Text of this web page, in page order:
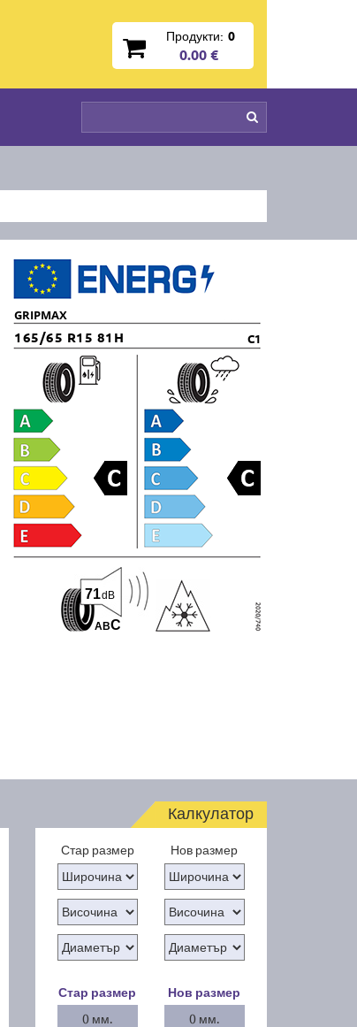
Продукти: 0
0.00 €
GRIPMAX
165/65 R15 81H C1
A BC
71dB
Калкулатор
Стар размер Нов размер
Стар размер
0 мм.
Нов размер
0 мм.